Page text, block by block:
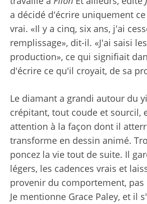
a décidé d'écrire uniquement
vrai. «Il y a cinq, six ans, j'ai
remplissage», dit-il. «J'ai saisi
production», ce qui signifiait
d'écrire ce qu'il croyait, de sa
Le diamant a grandi autour du
crépitant, tout coude et sourcil,
attention à la façon dont il
transforme en dessin animé.
poncez la vie tout de suite. Il
légers, les cadences vrais et
provenir du comportement,
Je mentionne Grace Paley, et il